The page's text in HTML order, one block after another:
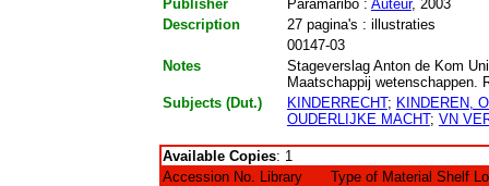
Publisher
Paramaribo : Auteur, 2003
Description
27 pagina's : illustraties
00147-03
Notes
Stageverslag Anton de Kom
Maatschappij wetenschappen.
Subjects (Dut.)
KINDERRECHT; KINDEREN,
OUDERLIJKE MACHT; VN
Available Copies: 1
Accession No.
Library Type of Material Shelf